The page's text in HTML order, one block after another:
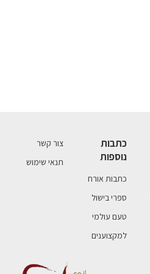
כתבות
נוספות
כתבות אורח
ספרי בישול
טעם עולמי
למקצוענים
צור קשר
תנאי שימוש